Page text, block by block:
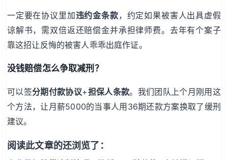
一定要在协议里加违约金条款，约定如果被害人出具虚假
谅解书，需双倍返还赔偿金并承担律师费。去年有个案子
靠这招让反悔的被害人乖乖出庭作证。
没钱赔偿怎么争取减刑？
可以签分期付款协议+担保人条款。我们团队上个月刚用这
个方法，让月薪5000的当事人用36期还款方案换取了缓刑
建议。
阅读此文章的还浏览了：